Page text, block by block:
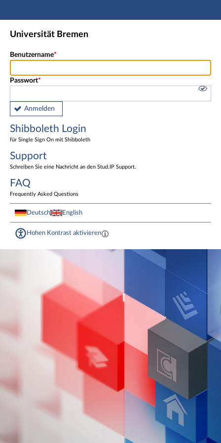
Hauptnavigation
Shibboleth Login
Universität Bremen
Benutzername
Passwort
Anmelden
Shibboleth Login
für Single Sign On mit Shibboleth
Support
Schreiben Sie eine Nachricht an den Stud.IP Support.
FAQ
Frequently Asked Questions
Deutsch English
Hohen Kontrast aktivieren